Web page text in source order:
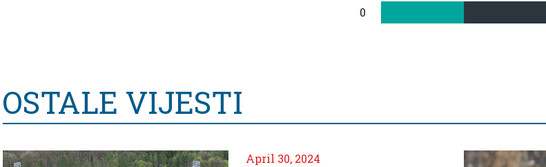
0
OSTALE VIJESTI
April 30, 2024